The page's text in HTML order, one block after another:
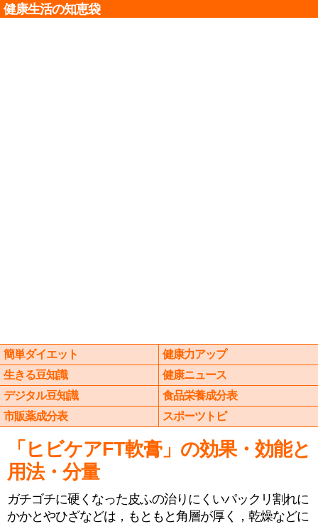
健康生活の知恵袋
簡単ダイエット
健康力アップ
生きる豆知識
健康ニュース
デジタル豆知識
食品栄養成分表
市販薬成分表
スポーツトピ
「ヒビケアFT軟膏」の効果・効能と
用法・分量
ガチゴチに硬くなった皮ふの治りにくいパックリ割れに
かかとやひざなどは，もともと角層が厚く，乾燥などに